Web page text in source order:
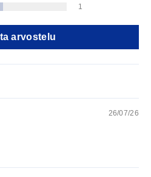
1
arvostelu
26/07/26